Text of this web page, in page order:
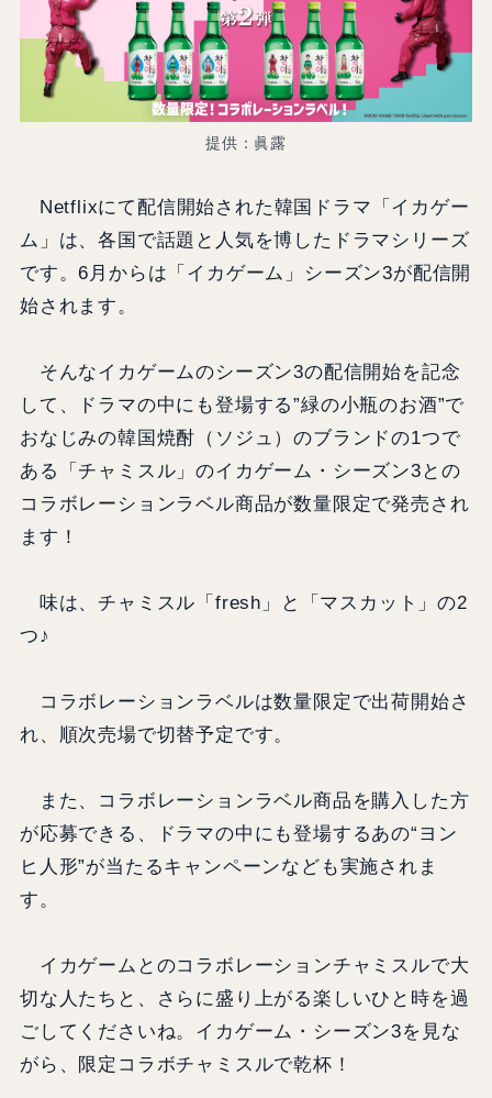
提供：眞露
Netflixにて配信開始された韓国ドラマ「イカゲー
ム」は、各国で話題と人気を博したドラマシリーズ
です。6月からは「イカゲーム」シーズン3が配信開
始されます。
そんなイカゲームのシーズン3の配信開始を記念
して、ドラマの中にも登場する”緑の小瓶のお酒”で
おなじみの韓国焼酎（ソジュ）のブランドの1つで
ある「チャミスル」のイカゲーム・シーズン3との
コラボレーションラベル商品が数量限定で発売され
ます！
味は、チャミスル「fresh」と「マスカット」の2
つ♪
コラボレーションラベルは数量限定で出荷開始さ
れ、順次売場で切替予定です。
また、コラボレーションラベル商品を購入した方
が応募できる、ドラマの中にも登場するあの“ヨン
ヒ人形”が当たるキャンペーンなども実施されま
す。
イカゲームとのコラボレーションチャミスルで大
切な人たちと、さらに盛り上がる楽しいひと時を過
ごしてくださいね。イカゲーム・シーズン3を見な
がら、限定コラボチャミスルで乾杯！